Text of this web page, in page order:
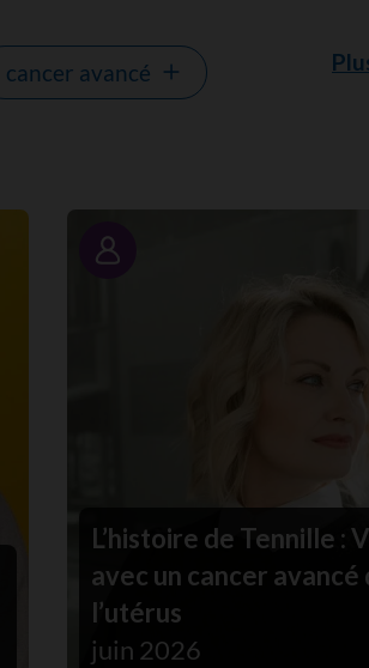
cancer avancé
Portrait
L’histoire de Tennille :
avec un cancer avancé
l’utérus
juin 2026